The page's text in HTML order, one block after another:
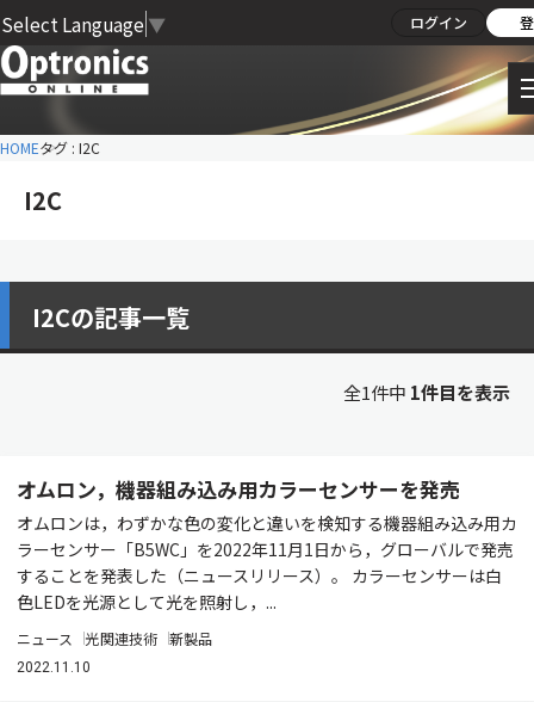
Select Language ▼ ログイン
HOMEタグ : I2C
I2C
I2Cの記事一覧
全1件中 1件目を表示
オムロン，機器組み込み用カラーセンサーを発売
オムロンは，わずかな色の変化と違いを検知する機器組み込み用カ
ラーセンサー「B5WC」を2022年11月1日から，グローバルで発売
することを発表した（ニュースリリース）。 カラーセンサーは白
色LEDを光源として光を照射し，...
ニュース 光関連技術 新製品
2022.11.10